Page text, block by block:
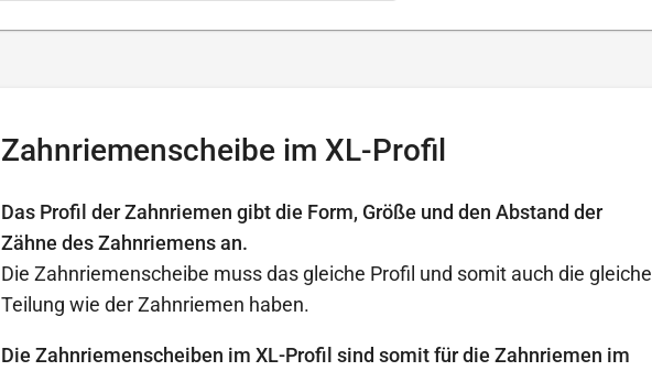
Zahnriemenscheibe im XL-Profil
Das Profil der Zahnriemen gibt die Form, Größe und den Abstand der
Zähne des Zahnriemens an.
Die Zahnriemenscheibe muss das gleiche Profil und somit auch die gleiche
Teilung wie der Zahnriemen haben.
Die Zahnriemenscheiben im XL-Profil sind somit für die Zahnriemen im